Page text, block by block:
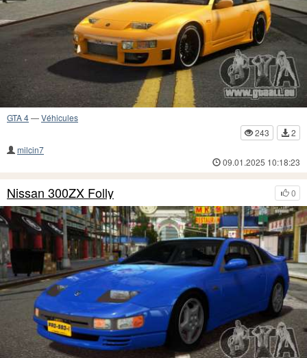
GTA 4—Véhicules
243
2
milcin7
09.01.2025 10:18:23
0
Nissan 300ZX Folly